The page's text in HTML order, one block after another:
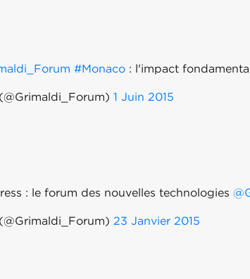
#Monaco : l'impact
1 Juin 2015
: le forum des nouvelles technologies
23 Janvier 2015